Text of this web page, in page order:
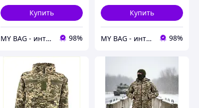
Купить
MY BAG - интернет магазин сумок, чемоданов и аксессуаров 98%
Купить
MY BAG - интернет магазин сумок, чемоданов и аксессуаров 98%